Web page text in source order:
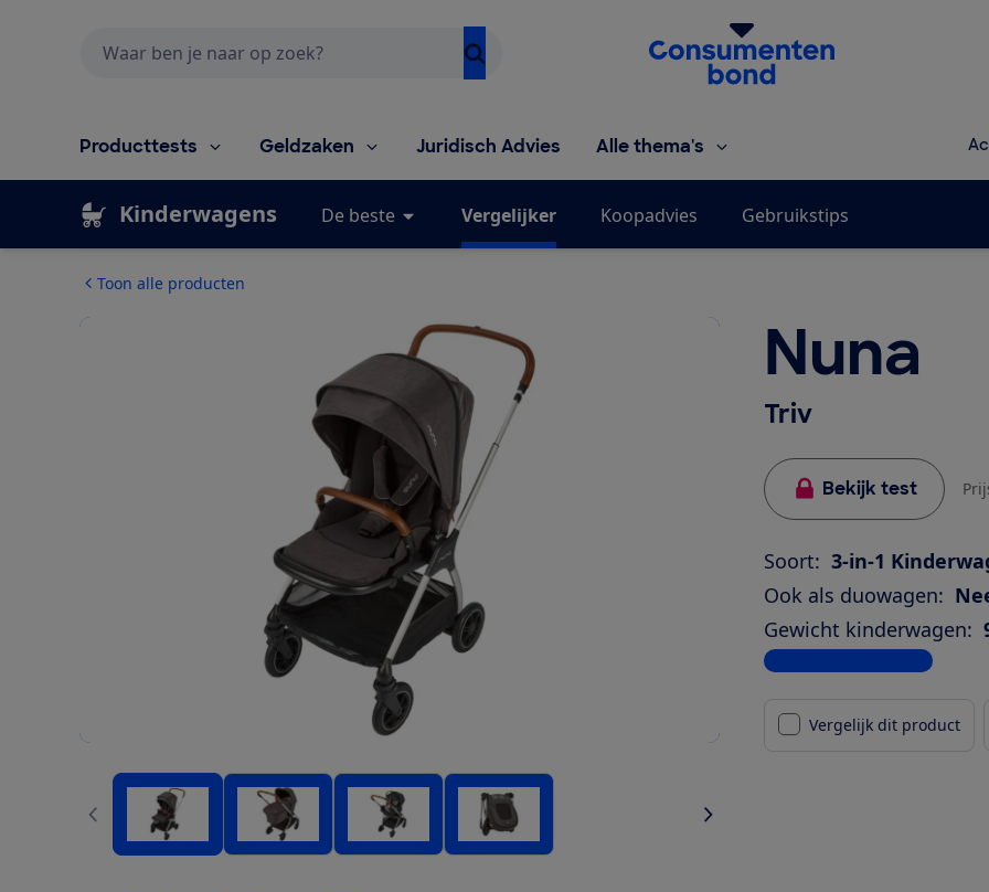
Homepage van de Consumentenbond
Producttests Geldzaken Juridisch Advies Alle thema's
Kinderwagens De beste Vergelijker Koopadvies Gebruikstips
Toon alle producten
Nuna
Triv
Bekijk test
Soort: 3-in-1
Ook als duowagen:
Gewicht kinderwagen:
Bekijk alle specificaties
Vergelijk dit product